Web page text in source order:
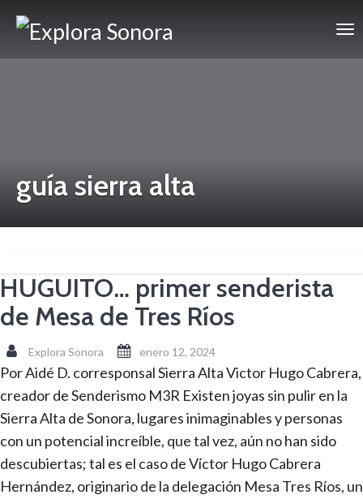
guía sierra alta
HUGUITO… primer senderista
de Mesa de Tres Ríos
Explora Sonora enero 12, 2024
Por Aidé D. corresponsal Sierra Alta Victor Hugo Cabrera,
creador de Senderismo M3R Existen joyas sin pulir en la
Sierra Alta de Sonora, lugares inimaginables y personas
con un potencial increíble, que tal vez, aún no han sido
descubiertas; tal es el caso de Víctor Hugo Cabrera
Hernández, originario de la delegación Mesa Tres Ríos, un